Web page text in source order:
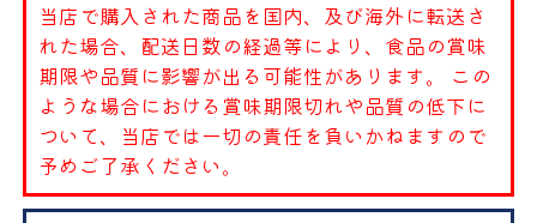
当店で購入された商品を国内、及び海外に転送さ
れた場合、配送日数の経過等により、食品の賞味
期限や品質に影響が出る可能性があります。 この
ような場合における賞味期限切れや品質の低下に
ついて、当店では一切の責任を負いかねますので
予めご了承ください。